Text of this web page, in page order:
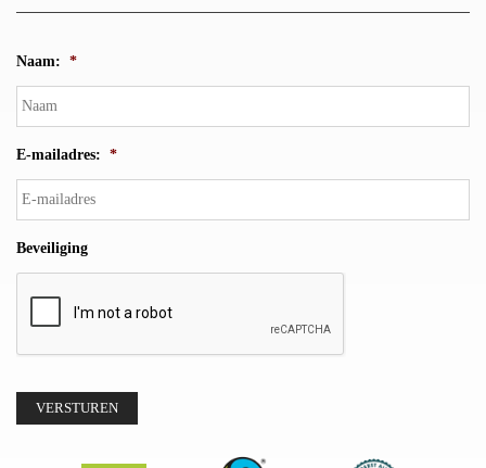
Naam: *
E-mailadres: *
Beveiliging
VERSTUREN